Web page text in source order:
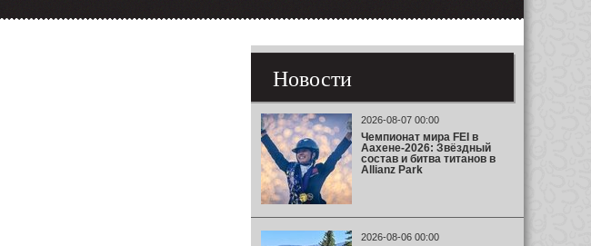
Новости
2026-08-07 00:00
Чемпионат мира FEI в
Аахене-2026: Звёздный
состав и битва титанов в
Allianz Park
2026-08-06 00:00